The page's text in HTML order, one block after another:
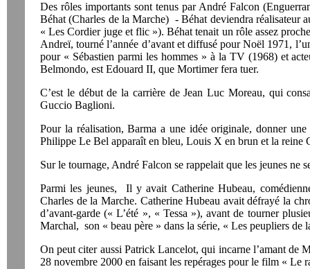
Des rôles importants sont tenus par André Falcon
Béhat (Charles de la Marche) - Béhat deviendra
« Les Cordier juge et flic »). Béhat tenait un rôle assez
Andreï, tourné l’année d’avant et diffusé pour Noël 1971,
pour « Sébastien parmi les hommes » à la TV (1968) et
Belmondo, est Edouard II, que Mortimer fera tuer.
C’est le début de la carrière de Jean Luc Moreau, qui
Guccio Baglioni.
Pour la réalisation, Barma a une idée originale, donner
Philippe Le Bel apparaît en bleu, Louis X en brun et la reine
Sur le tournage, André Falcon se rappelait que les jeunes ne
Parmi les jeunes, Il y avait Catherine Hubeau,
Charles de la Marche. Catherine Hubeau avait défrayé la
d’avant-garde (« L’été », « Tessa »), avant de tourner
Marchal, son « beau père » dans la série, « Les peupliers
On peut citer aussi Patrick Lancelot, qui incarne l’amant de
28 novembre 2000 en faisant les repérages pour le film « Le